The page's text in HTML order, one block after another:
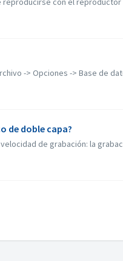
-> Opciones -> Base de
de doble capa?
de grabación: la